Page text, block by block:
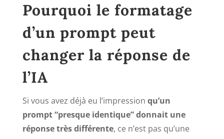
Pourquoi le formatage
d’un prompt peut
changer la réponse de
l’IA
Si vous avez déjà eu l’impression qu’un
prompt “presque identique” donnait une
réponse très différente, ce n’est pas qu’une